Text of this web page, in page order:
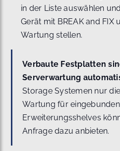
in der Liste auswählen
Gerät mit BREAK and FIX
Wartung stellen.
Verbaute Festplatten
Serverwartung
Storage Systemen nur
Wartung für
Erweiterungsshelves
Anfrage dazu anbieten.